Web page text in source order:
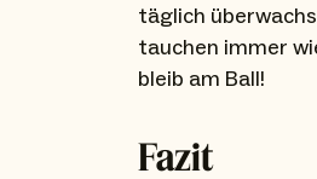
täglich
tauchen immer
bleib am Ball!
Fazit